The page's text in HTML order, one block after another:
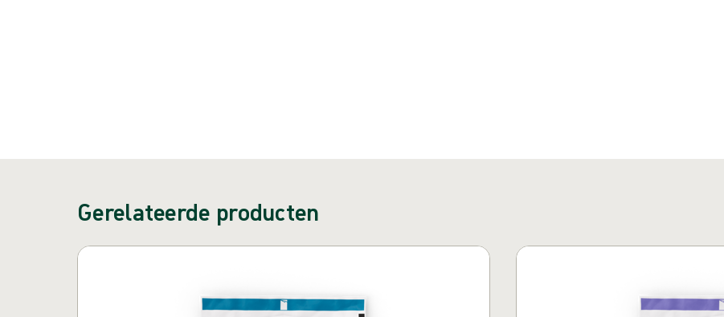
Gerelateerde producten